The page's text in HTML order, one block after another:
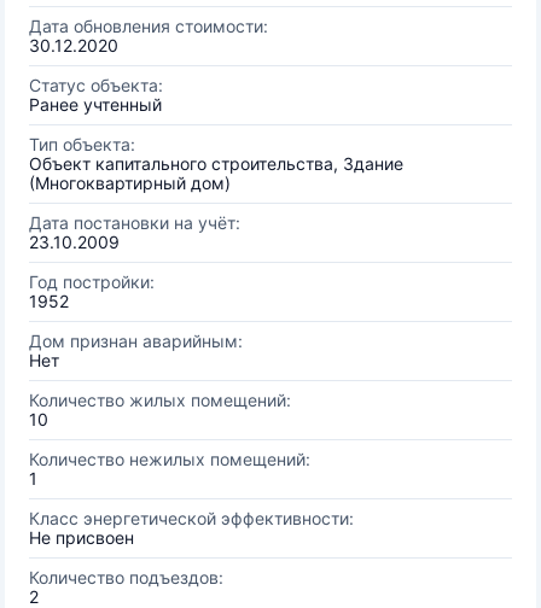
Дата обновления стоимости:
30.12.2020
Статус объекта:
Ранее учтенный
Тип объекта:
Объект капитального строительства, Здание
(Многоквартирный дом)
Дата постановки на учёт:
23.10.2009
Год постройки:
1952
Дом признан аварийным:
Нет
Количество жилых помещений:
10
Количество нежилых помещений:
1
Класс энергетической эффективности:
Не присвоен
Количество подъездов:
2